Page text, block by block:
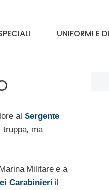
UNIFORMI E
al Sergente
ma
Militare e a
Carabinieri il